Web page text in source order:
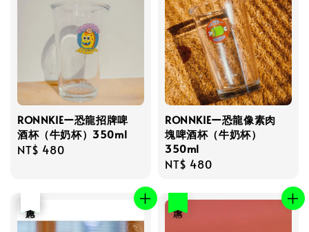
RONNKIEー恐龍招牌啤
酒杯（牛奶杯）350ml
Regular
NT$ 480
RONNKIEー恐龍像素肉
塊啤酒杯（牛奶杯）
350ml
Regular
NT$ 480